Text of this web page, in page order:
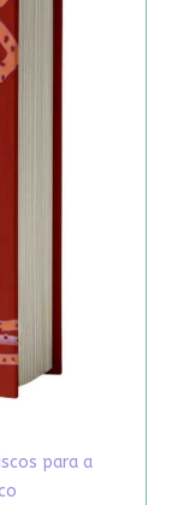
para a